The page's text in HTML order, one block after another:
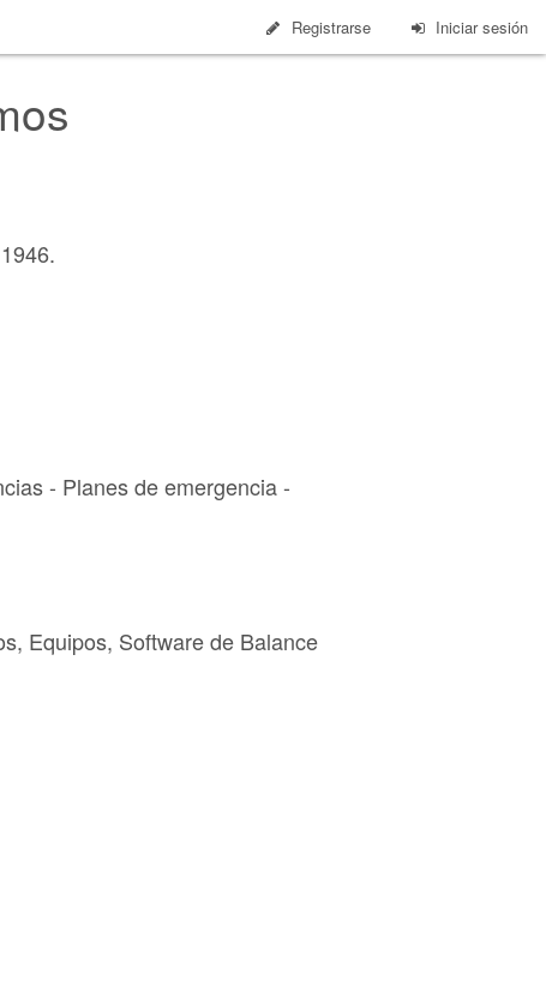
Registrarse Iniciar sesión
- Planes de emergencia -
Equipos, Software de Balance